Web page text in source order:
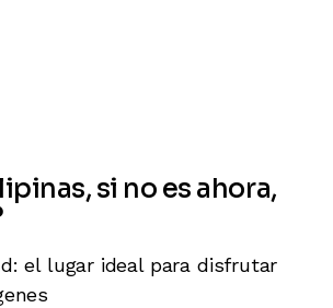
si no es ahora,
el lugar ideal para disfrutar